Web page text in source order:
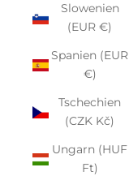
Slowenien
(EUR €)
Spanien (EUR
€)
Tschechien
(CZK Kč)
Ungarn (HUF
Ft)